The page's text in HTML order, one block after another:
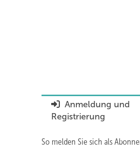
Anmeldung und
Registrierung
So melden Sie sich als